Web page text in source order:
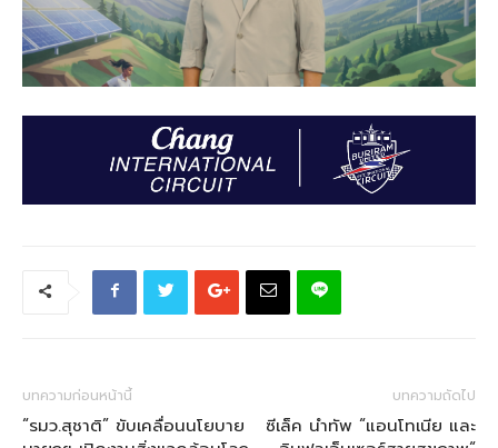
บทความก่อนหน้านี้
“รมว.สุชาติ” ขับเคลื่อนนโยบาย
บทความถัดไป
ซีเล็ค นำทัพ “แอนโทเนีย และ